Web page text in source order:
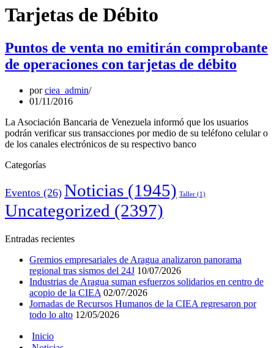
Tarjetas de Débito
Puntos de venta no emitirán comprobante
de operaciones con tarjetas de débito
porciea_admin
01/11/2016
La Asociación Bancaria de Venezuela informó que los usuarios
podrán verificar sus transacciones por medio de su teléfono celular o
de los canales electrónicos de su respectivo banco
Categorías
Eventos (26) Noticias (1945) Taller (1)
Uncategorized (2397)
Entradas recientes
Gremios empresariales de Aragua analizaron panorama
regional tras sismos del 24J 10/07/2026
Industrias de Aragua suman esfuerzos solidarios en centro de
acopio de la CIEA 02/07/2026
Jornadas de Recursos Humanos de la CIEA regresaron por
todo lo alto 12/05/2026
Inicio